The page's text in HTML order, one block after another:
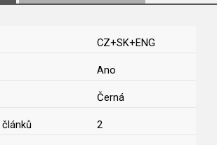
CZ+SK+ENG
Ano
Černá
2